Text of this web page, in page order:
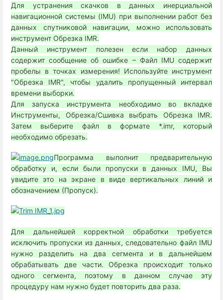
Для устранения скачков в данных инерциальной
навигационной системы (IMU) при выполнении работ без
данных спутниковой навигации, можно использовать
инструмент Обрезка IMR.
Данный инструмент полезен если набор данных
содержит сообщение об ошибке – Файл IMU содержит
пробелы в точках измерения! Используйте инструмент
"Обрезка IMR", чтобы удалить пропущенный интервал
времени выборки.
Для запуска инструмента необходимо во вкладке
Инструменты, Обрезка/Сшивка выбрать Обрезка IMR.
Затем выберите файл в формате *.imr, который
необходимо обрезать.
Программа выполнит предварительную
обработку и, если были пропуски в данных IMU, Вы
увидите это на экране в виде вертикальных линий и
обозначением (Пропуск).
Для дальнейшей корректной обработки требуется
исключить пропуски из данных, следовательно файл IMU
нужно разделить на два сегмента и в дальнейшем
обрабатывать две части. Обрезка происходит только
одного сегмента, поэтому в данном случае эту
процедуру нам нужно будет повторить два раза.